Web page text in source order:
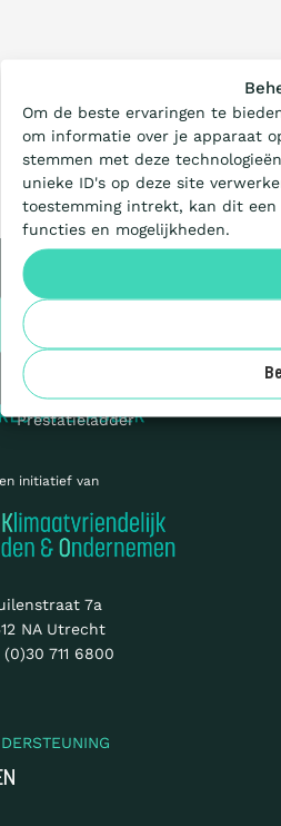
Om de beste ervaringen te
om informatie over je apparaat
stemmen met deze
unieke ID's op deze site
toestemming intrekt, kan dit een
functies en mogelijkheden.
initiatief van
7a
NA Utrecht
(0)30 711 6800
© 2026 CO₂-
Prestatieladder